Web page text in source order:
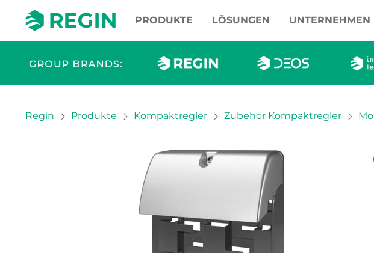
PRODUKTE LÖSUNGEN UNTERNEHMEN
You are here:
Regin Produkte Kompaktregler Zubehör Kompaktregler